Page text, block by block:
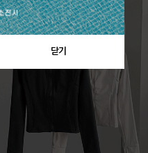
닫기